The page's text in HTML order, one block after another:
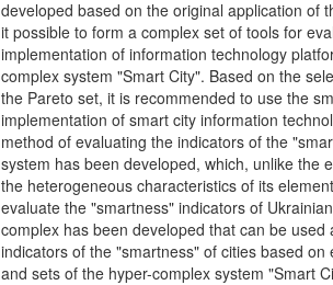
developed based on the original application of
it possible to form a complex set of tools for
implementation of information technology
complex system "Smart City". Based on the
the Pareto set, it is recommended to use the
implementation of smart city information
method of evaluating the indicators of the
system has been developed, which, unlike the
the heterogeneous characteristics of its
evaluate the "smartness" indicators of
complex has been developed that can be
indicators of the "smartness" of cities based
and sets of the hyper-complex system "Smart